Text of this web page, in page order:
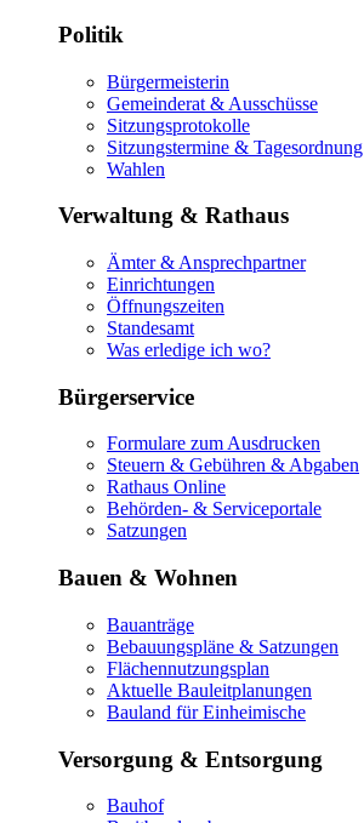
Politik
Bürgermeisterin
Gemeinderat & Ausschüsse
Sitzungsprotokolle
Sitzungstermine & Tagesordnung
Wahlen
Verwaltung & Rathaus
Ämter & Ansprechpartner
Einrichtungen
Öffnungszeiten
Standesamt
Was erledige ich wo?
Bürgerservice
Formulare zum Ausdrucken
Steuern & Gebühren & Abgaben
Rathaus Online
Behörden- & Serviceportale
Satzungen
Bauen & Wohnen
Bauanträge
Bebauungspläne & Satzungen
Flächennutzungsplan
Aktuelle Bauleitplanungen
Bauland für Einheimische
Versorgung & Entsorgung
Bauhof